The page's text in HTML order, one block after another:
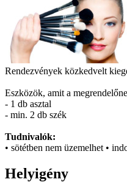
Rendezvények közkedvelt
Eszközök, amit a
- 1 db asztal
- min. 2 db szék
Tudnivalók:
• sötétben nem üzemelhet •
Helyigény